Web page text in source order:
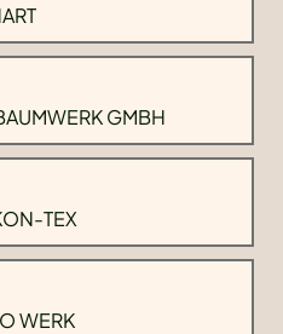
GMBH
TEX
WERK